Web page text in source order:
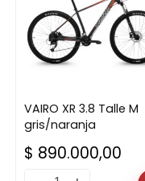
VAIRO XR 3.8 Talle M
gris/naranja
$ 890.000,00